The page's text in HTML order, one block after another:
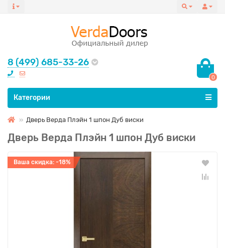
8 (499) 685-33-26
0
Все категории
Категории
Дверь Верда Плэйн 1 шпон Дуб виски
Дверь Верда Плэйн 1 шпон Дуб виски
Ваша скидка: -18%